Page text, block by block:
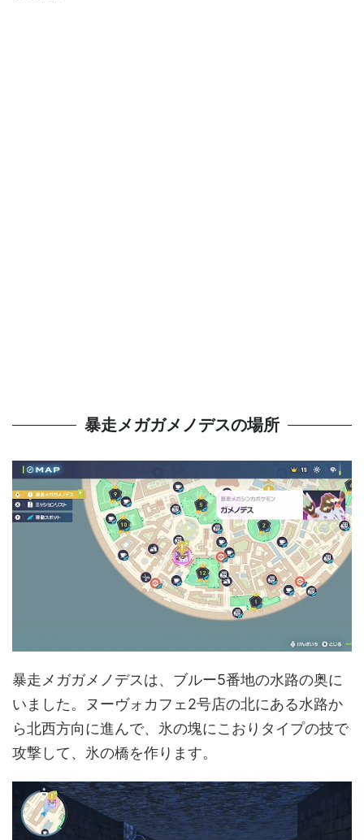
暴走メガガメノデスの場所
暴走メガガメノデスは、ブルー5番地の水路の奥に
いました。ヌーヴォカフェ2号店の北にある水路か
ら北西方向に進んで、氷の塊にこおりタイプの技で
攻撃して、氷の橋を作ります。